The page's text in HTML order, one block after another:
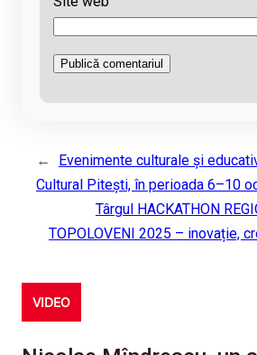
←
Evenimente culturale și
Cultural Pitești, în perioada 6–10
Târgul HACKATHON
TOPOLOVENI 2025 – inovație,
VIDEO